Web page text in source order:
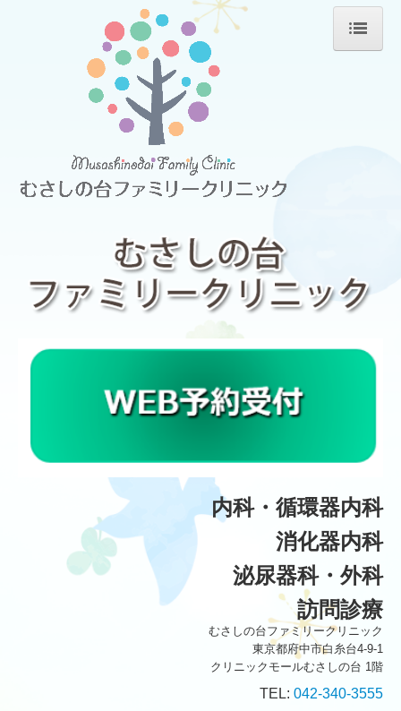
内科
訪問診療
施設・設備紹介
内科・ 循環器内科
消化器内科
泌尿器科・外科
訪問診療
むさしの台ファミリークリニック
東京都府中市白糸台4-9-1
クリニックモールむさしの台 1階
TEL: 042-340-3555